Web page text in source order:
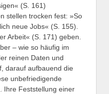
(S. 161)
stellen trocken fest: »So
neue Jobs« (S. 155).
Arbeit« (S. 171) geben.
– wie so häufig im
reinen Daten und
darauf aufbauend die
unbefriedigende
Ihre Feststellung einer